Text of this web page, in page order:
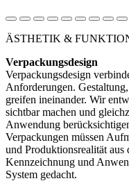
ÄSTHETIK &
Verpackungsdesign
Verpackungsdesign
Anforderungen.
greifen ineinander. Wir
sichtbar machen und
Anwendung
Verpackungen müssen
und Produktionsrealität
Kennzeichnung und
System gedacht.